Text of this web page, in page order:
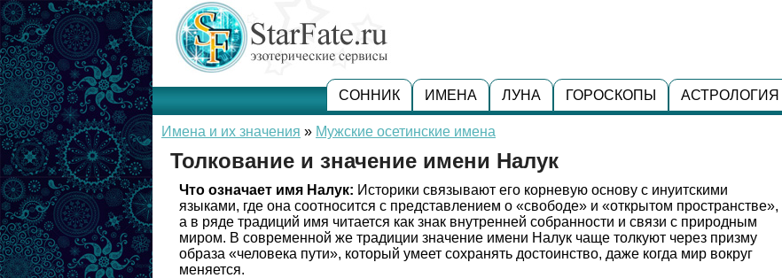
СОННИК ИМЕНА ЛУНА ГОРОСКОПЫ АСТРОЛОГИЯ
Имена и их значения » Мужские осетинские имена
Толкование и значение имени Налук
Что означает имя Налук: Историки связывают его корневую основу с инуитскими
языками, где она соотносится с представлением о «свободе» и «открытом пространстве»,
а в ряде традиций имя читается как знак внутренней собранности и связи с природным
миром. В современной же традиции значение имени Налук чаще толкуют через призму
образа «человека пути», который умеет сохранять достоинство, даже когда мир вокруг
меняется.